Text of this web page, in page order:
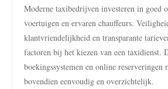
Moderne taxibedrijven investeren in goed
voertuigen en ervaren chauffeurs.
klantvriendelijkheid en transparante
factoren bij het kiezen van een taxidienst.
boekingssystemen en online reserveringen
bovendien eenvoudig en overzichtelijk.